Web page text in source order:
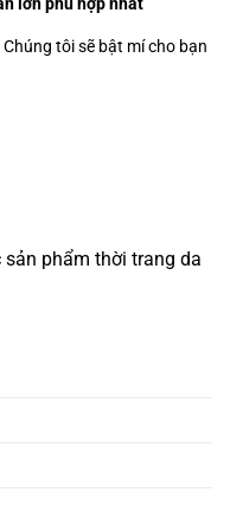
lớn phù hợp nhất
tôi sẽ bật mí cho bạn
phẩm thời trang da